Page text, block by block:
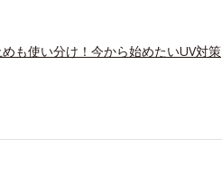
めも使い分け！今から始めたいUV対策